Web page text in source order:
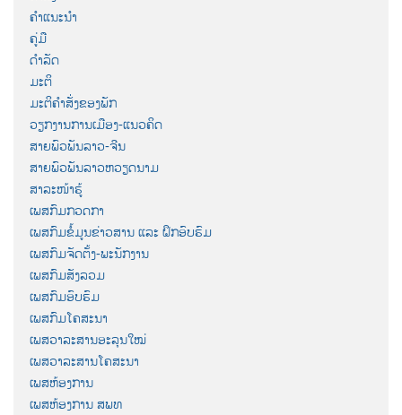
ຄຳແນະນຳ
ຄູ່ມື
ດຳລັດ
ມະຕິ
ມະຕິຄຳສັ່ງຂອງພັກ
ວຽກງານການເມືອງ-ແນວຄິດ
ສາຍພົວພັນລາວ-ຈີນ
ສາຍພົວພັນລາວຫວຽດນາມ
ສາລະໜ້າຮູ້
ເພສກົມກວດກາ
ເພສກົມຂໍ້ມູນຂ່າວສານ ແລະ ຝຶກອົບຮົມ
ເພສກົມຈັດຕັ້ງ-ພະນັກງານ
ເພສກົມສັງລວມ
ເພສກົມອົບຮົມ
ເພສກົມໂຄສະນາ
ເພສວາລະສານອະລຸນໃໝ່
ເພສວາລະສານໂຄສະນາ
ເພສຫ້ອງການ
ເພສຫ້ອງການ ສພທ